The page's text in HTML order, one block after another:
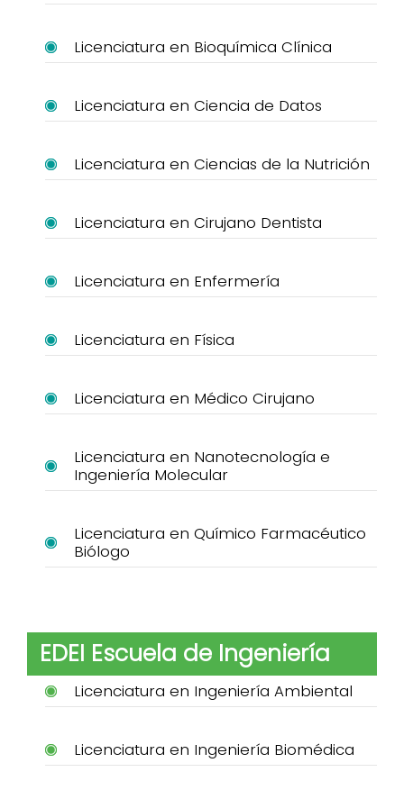
Licenciatura en Bioquímica Clínica
Licenciatura en Ciencia de Datos
Licenciatura en Ciencias de la Nutrición
Licenciatura en Cirujano Dentista
Licenciatura en Enfermería
Licenciatura en Física
Licenciatura en Médico Cirujano
Licenciatura en Nanotecnología e
Ingeniería Molecular
Licenciatura en Químico Farmacéutico
Biólogo
EDEI Escuela de Ingeniería
Licenciatura en Ingeniería Ambiental
Licenciatura en Ingeniería Biomédica